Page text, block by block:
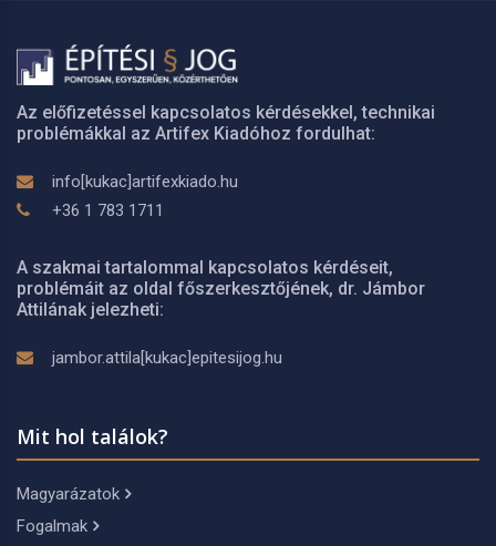
Az előfizetéssel kapcsolatos kérdésekkel, technikai
problémákkal az Artifex Kiadóhoz fordulhat:
info[kukac]artifexkiado.hu
+36 1 783 1711
A szakmai tartalommal kapcsolatos kérdéseit,
problémáit az oldal főszerkesztőjének, dr. Jámbor
Attilának jelezheti:
jambor.attila[kukac]epitesijog.hu
Mit hol találok?
Magyarázatok
Fogalmak